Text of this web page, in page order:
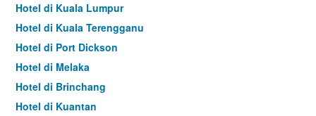
Hotel di Kuala Lumpur
Hotel di Kuala Terengganu
Hotel di Port Dickson
Hotel di Melaka
Hotel di Brinchang
Hotel di Kuantan